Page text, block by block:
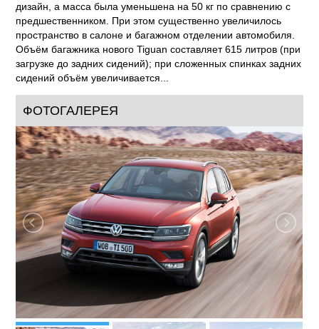
дизайн, а масса была уменьшена на 50 кг по сравнению с
предшественником. При этом существенно увеличилось
пространство в салоне и багажном отделении автомобиля.
Объём багажника нового Tiguan составляет 615 литров (при
загрузке до задних сидений); при сложенных спинках задних
сидений объём увеличивается...
ФОТОГАЛЕРЕЯ